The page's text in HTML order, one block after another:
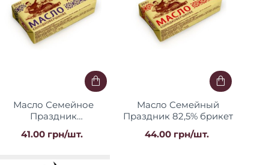
Масло Семейное
Праздник
Крестьянское 72,5%
брикет
41.00 грн/шт.
Масло Семейный
Праздник 82,5% брикет
44.00 грн/шт.